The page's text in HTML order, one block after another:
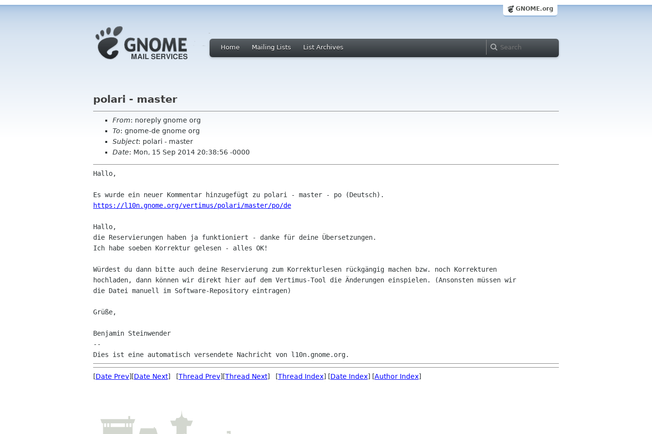
GNOME.org
Home Mailing Lists List Archives
polari - master
From: noreply gnome org
To: gnome-de gnome org
Subject: polari - master
Date: Mon, 15 Sep 2014 20:38:56 -0000
Hallo,
https://l10n.gnome.org/vertimus/polari/master/po/de
Hallo,
die Reservierungen haben ja funktioniert - danke für deine Übersetzungen.
Ich habe soeben Korrektur gelesen - alles OK!
Würdest du dann bitte auch deine Reservierung zum Korrekturlesen rückgängig machen bzw. noch Korrekturen
hochladen, dann können wir direkt hier auf dem Vertimus-Tool die Änderungen einspielen. (Ansonsten müssen wir
die Datei manuell im Software-Repository eintragen)
Grüße,
Benjamin Steinwender
--
[Date Prev][Date Next] [Thread Prev][Thread Next] [Thread Index] [Date Index] [Author Index]